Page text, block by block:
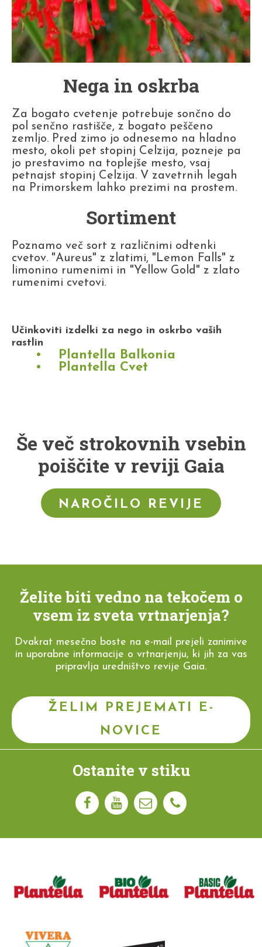
Nega in oskrba
Za bogato cvetenje potrebuje sončno do
pol senčno rastišče, z bogato peščeno
zemljo. Pred zimo jo odnesemo na hladno
mesto, okoli pet stopinj Celzija, pozneje pa
jo prestavimo na toplejše mesto, vsaj
petnajst stopinj Celzija. V zavetrnih legah
na Primorskem lahko prezimi na prostem.
Sortiment
Poznamo več sort z različnimi odtenki
cvetov. "Aureus" z zlatimi, "Lemon Falls" z
limonino rumenimi in "Yellow Gold" z zlato
rumenimi cvetovi.
Učinkoviti izdelki za nego in oskrbo vaših
rastlin
Plantella Balkonia
Plantella Cvet
Še več strokovnih vsebin
poiščite v reviji Gaia
NAROČILO REVIJE
Želite biti vedno na tekočem o
vsem iz sveta vrtnarjenja?
Dvakrat mesečno boste na e-mail prejeli zanimive
in uporabne informacije o vrtnarjenju, ki jih za vas
pripravlja uredništvo revije Gaia.
ŽELIM PREJEMATI E-
NOVICE
Ostanite v stiku